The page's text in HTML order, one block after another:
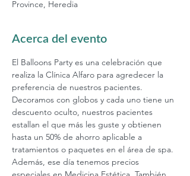
Province, Heredia
Acerca del evento
El Balloons Party es una celebración que
realiza la Clínica Alfaro para agredecer la
preferencia de nuestros pacientes.
Decoramos con globos y cada uno tiene un
descuento oculto, nuestros pacientes
estallan el que más les guste y obtienen
hasta un 50% de ahorro aplicable a
tratamientos o paquetes en el área de spa.
Además, ese día tenemos precios